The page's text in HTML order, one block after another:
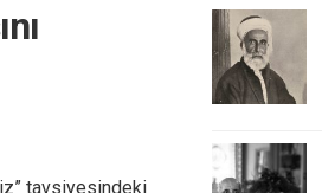
tavsiyesindeki